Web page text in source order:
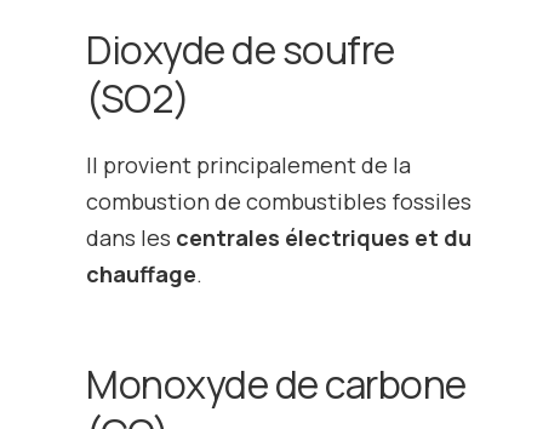
Dioxyde de soufre
(SO2)
Il provient principalement de la
combustion de combustibles fossiles
dans les centrales électriques et du
chauffage.
Monoxyde de carbone